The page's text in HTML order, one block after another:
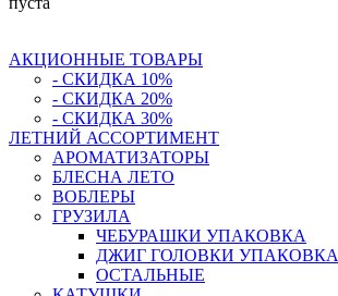
АКЦИОННЫЕ ТОВАРЫ
- СКИДКА 10%
- СКИДКА 20%
- СКИДКА 30%
ЛЕТНИЙ АССОРТИМЕНТ
АРОМАТИЗАТОРЫ
БЛЕСНА ЛЕТО
ВОБЛЕРЫ
ГРУЗИЛА
ЧЕБУРАШКИ УПАКОВКА
ДЖИГ ГОЛОВКИ УПАКОВКА
ОСТАЛЬНЫЕ